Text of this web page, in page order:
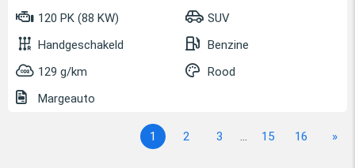
120 PK (88 KW)
SUV
Handgeschakeld
Benzine
129 g/km
Rood
Margeauto
1 2 3 ... 15 16 »